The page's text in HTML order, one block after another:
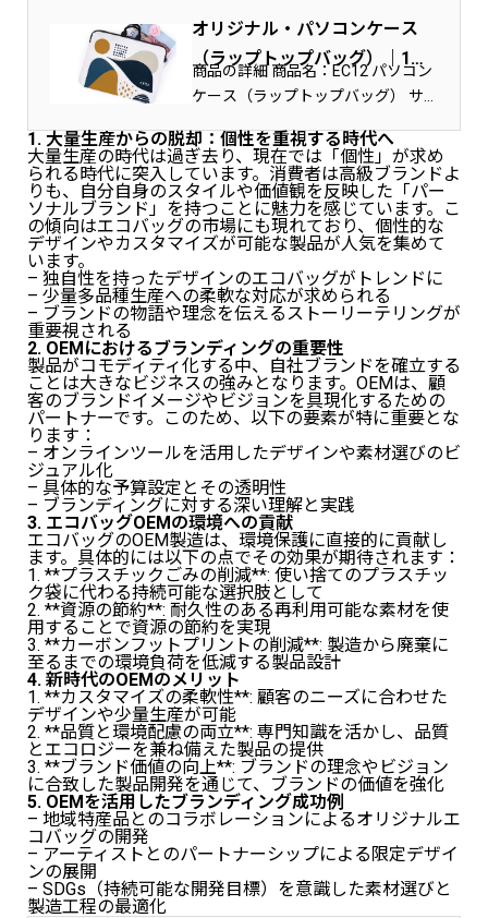
オリジナル・パソコンケース
（ラップトップバッグ）｜1個
から制作
商品の詳細 商品名：EC12 パソコン
ケース（ラップトップバッグ） サ
1. 大量生産からの脱却：個性を重視する時代へ
大量生産の時代は過ぎ去り、現在では「個性」が求め
られる時代に突入しています。消費者は高級ブランドよ
りも、自分自身のスタイルや価値観を反映した「パー
ソナルブランド」を持つことに魅力を感じています。こ
の傾向はエコバッグの市場にも現れており、個性的な
デザインやカスタマイズが可能な製品が人気を集めて
います。
– 独自性を持ったデザインのエコバッグがトレンドに
– 少量多品種生産への柔軟な対応が求められる
– ブランドの物語や理念を伝えるストーリーテリングが
重要視される
2. OEMにおけるブランディングの重要性
製品がコモディティ化する中、自社ブランドを確立する
ことは大きなビジネスの強みとなります。OEMは、顧
客のブランドイメージやビジョンを具現化するための
パートナーです。このため、以下の要素が特に重要とな
ります：
– オンラインツールを活用したデザインや素材選びのビ
ジュアル化
– 具体的な予算設定とその透明性
– ブランディングに対する深い理解と実践
3. エコバッグOEMの環境への貢献
エコバッグのOEM製造は、環境保護に直接的に貢献し
ます。具体的には以下の点でその効果が期待されます：
1. **プラスチックごみの削減**: 使い捨てのプラスチッ
ク袋に代わる持続可能な選択肢として
2. **資源の節約**: 耐久性のある再利用可能な素材を使
用することで資源の節約を実現
3. **カーボンフットプリントの削減**: 製造から廃棄に
至るまでの環境負荷を低減する製品設計
4. 新時代のOEMのメリット
1. **カスタマイズの柔軟性**: 顧客のニーズに合わせた
デザインや少量生産が可能
2. **品質と環境配慮の両立**: 専門知識を活かし、品質
とエコロジーを兼ね備えた製品の提供
3. **ブランド価値の向上**: ブランドの理念やビジョン
に合致した製品開発を通じて、ブランドの価値を強化
5. OEMを活用したブランディング成功例
– 地域特産品とのコラボレーションによるオリジナルエ
コバッグの開発
– アーティストとのパートナーシップによる限定デザイ
ンの展開
– SDGs（持続可能な開発目標）を意識した素材選びと
製造工程の最適化